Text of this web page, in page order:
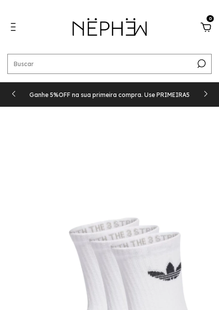
0
Ganhe 5%OFF na sua primeira compra. Use PRIMEIRA5